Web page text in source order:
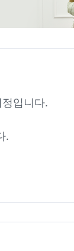
입니다.
.